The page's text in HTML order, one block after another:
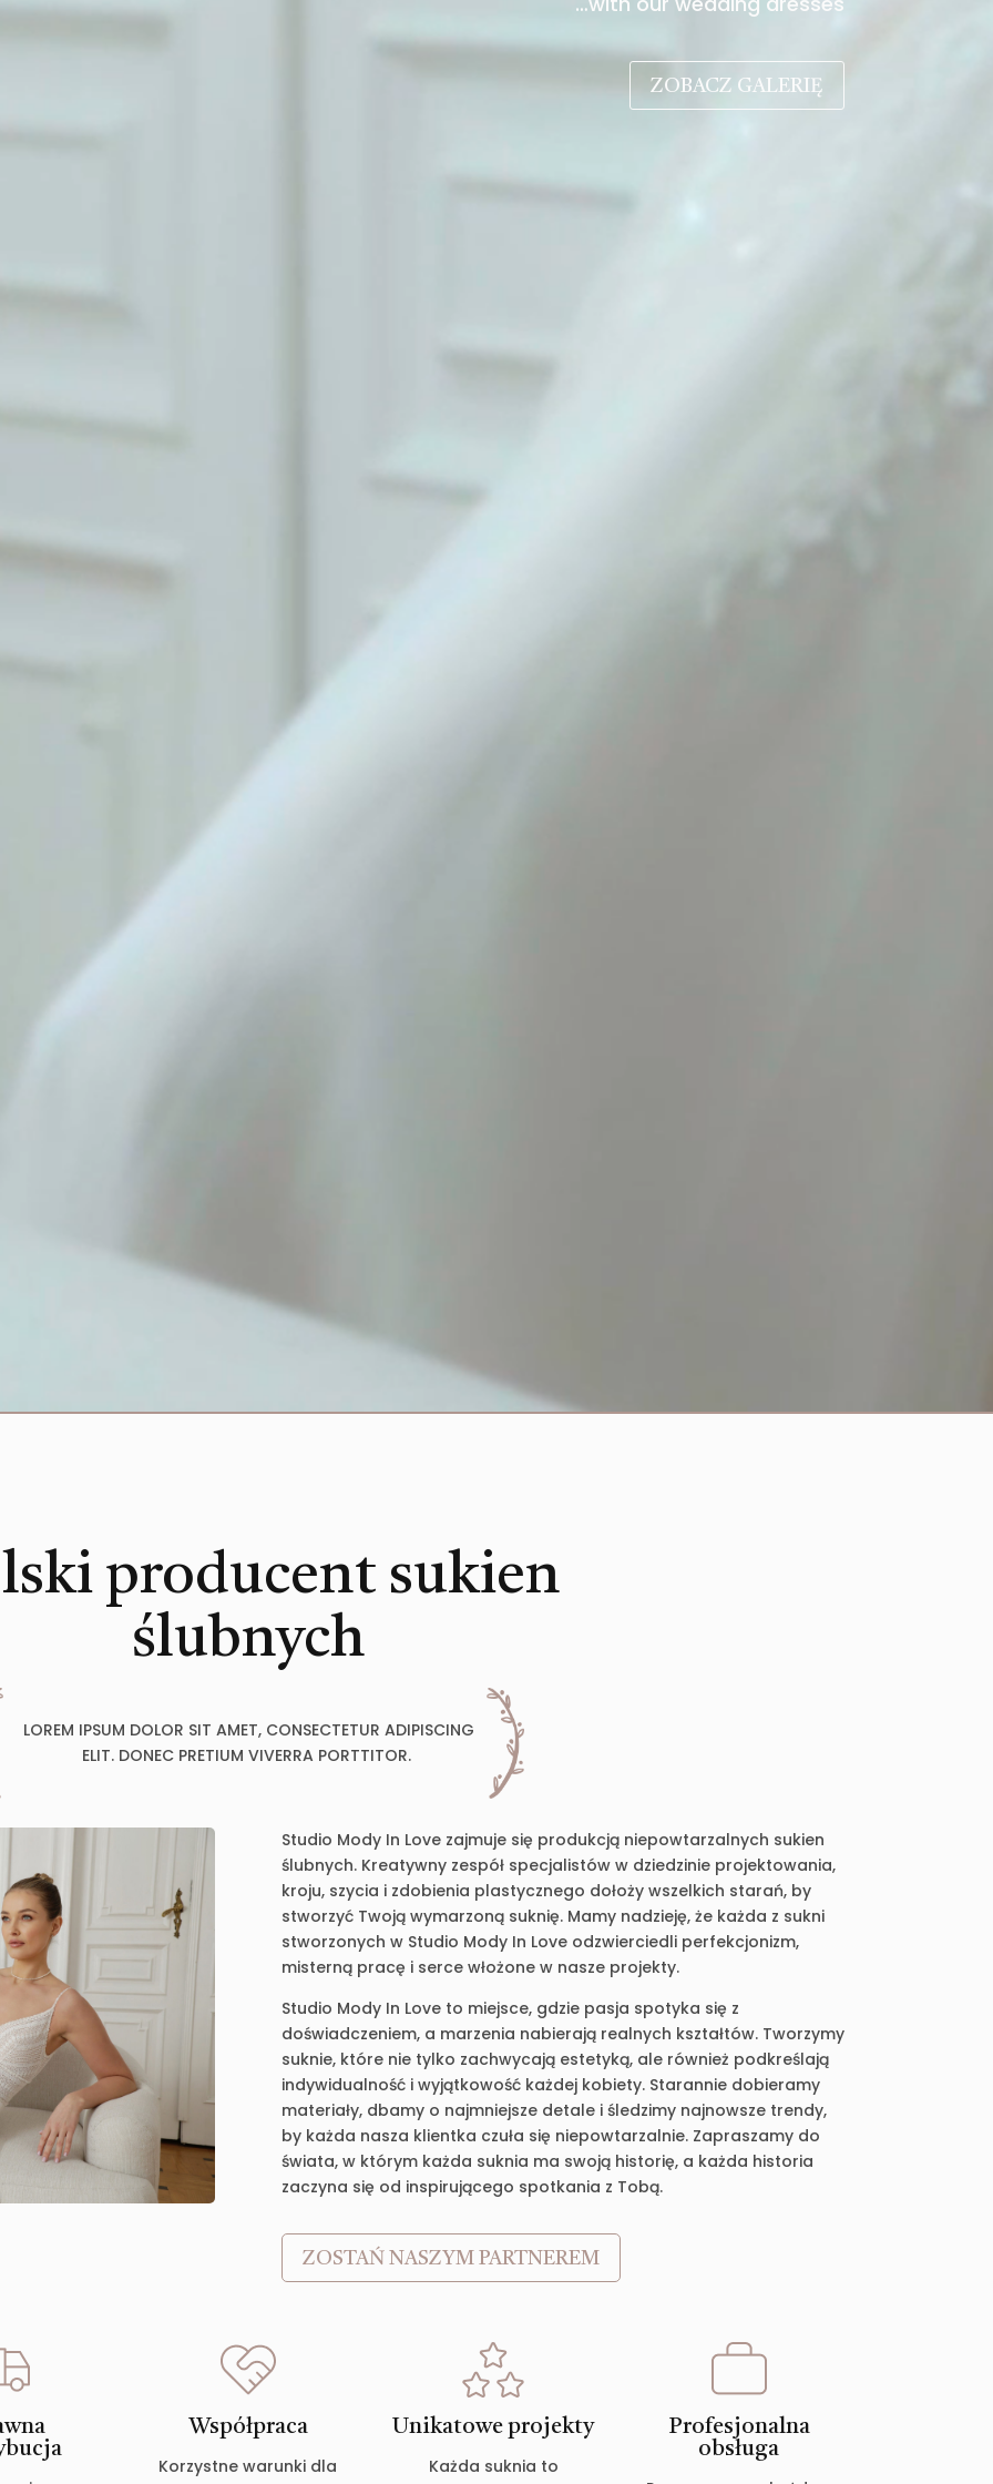
ZOBACZ GALERIĘ
producent sukien
ślubnych
LOREM IPSUM DOLOR SIT AMET, CONSECTETUR ADIPISCING
ELIT. DONEC PRETIUM VIVERRA PORTTITOR.
Studio Mody In Love zajmuje się produkcją niepowtarzalnych sukien
ślubnych. Kreatywny zespół specjalistów w dziedzinie projektowania,
kroju, szycia i zdobienia plastycznego dołoży wszelkich starań, by
stworzyć Twoją wymarzoną suknię. Mamy nadzieję, że każda z sukni
stworzonych w Studio Mody In Love odzwierciedli perfekcjonizm,
misterną pracę i serce włożone w nasze projekty.
Studio Mody In Love to miejsce, gdzie pasja spotyka się z
doświadczeniem, a marzenia nabierają realnych kształtów. Tworzymy
suknie, które nie tylko zachwycają estetyką, ale również podkreślają
indywidualność i wyjątkowość każdej kobiety. Starannie dobieramy
materiały, dbamy o najmniejsze detale i śledzimy najnowsze trendy,
by każda nasza klientka czuła się niepowtarzalnie. Zapraszamy do
świata, w którym każda suknia ma swoją historię, a każda historia
zaczyna się od inspirującego spotkania z Tobą.
ZOSTAŃ NASZYM PARTNEREM
Współpraca
Korzystne warunki dla
Unikatowe projekty
Każda suknia to
Profesjonalna
obsługa